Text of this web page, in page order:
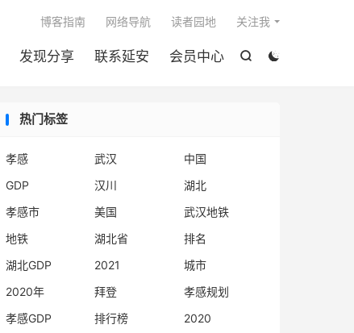


发现分享 联系延安 会员中心
博客指南 网络导航 读者园地 关注我
热门标签
孝感 武汉
中国
GDP
汉川
湖北
孝感市
美国
武汉地铁
地铁
湖北省
排名
湖北GDP
2021
城市
2020年
拜登
孝感规划
孝感GDP
排行榜
2020